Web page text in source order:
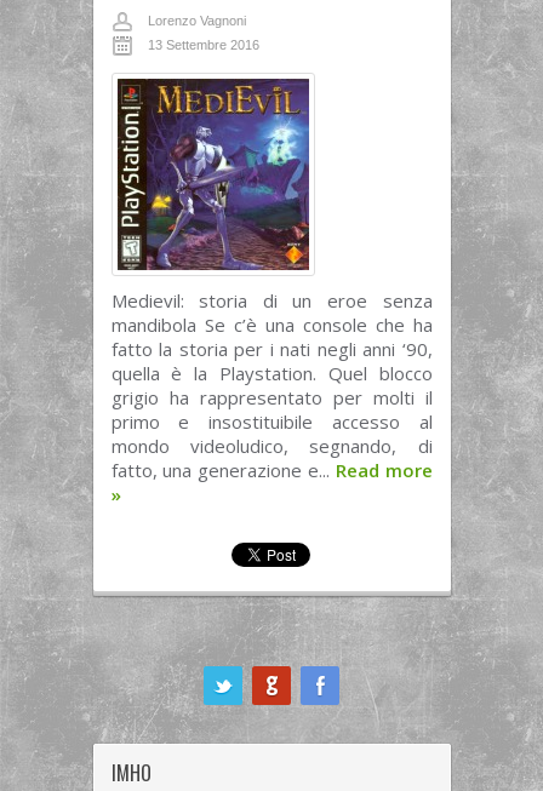
Lorenzo Vagnoni
13 Settembre 2016
Medievil: storia di un eroe senza
mandibola Se c’è una console che ha
fatto la storia per i nati negli anni ‘90,
quella è la Playstation. Quel blocco
grigio ha rappresentato per molti il
primo e insostituibile accesso al
mondo videoludico, segnando, di
fatto, una generazione e... Read more
»
IMHO